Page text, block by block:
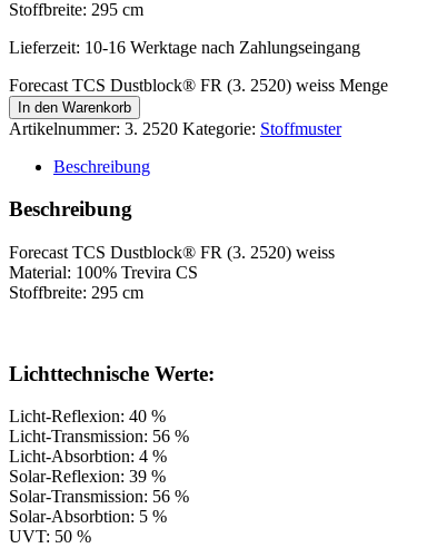
Stoffbreite: 295 cm
Lieferzeit: 10-16 Werktage nach Zahlungseingang
Forecast TCS Dustblock® FR (3. 2520) weiss Menge
In den Warenkorb
Artikelnummer: 3. 2520 Kategorie: Stoffmuster
Beschreibung
Beschreibung
Forecast TCS Dustblock® FR (3. 2520) weiss
Material: 100% Trevira CS
Stoffbreite: 295 cm
Lichttechnische Werte:
Licht-Reflexion: 40 %
Licht-Transmission: 56 %
Licht-Absorbtion: 4 %
Solar-Reflexion: 39 %
Solar-Transmission: 56 %
Solar-Absorbtion: 5 %
UVT: 50 %